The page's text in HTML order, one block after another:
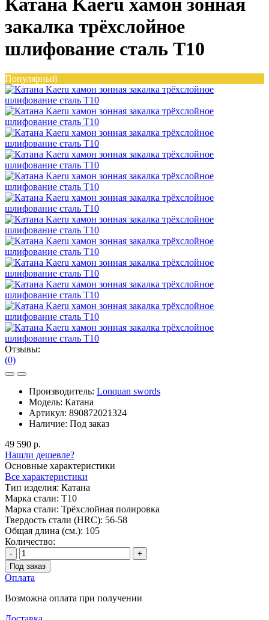
Катана Kaeru хамон зонная
закалка трёхслойное
шлифование сталь T10
Популярный
Отзывы:
(0)
Производитель: Lonquan swords
Модель: Катана
Артикул: 890872021324
Наличие: Под заказ
49 590 р.
Нашли дешевле?
Основные характеристики
Все характеристики
Тип изделия: Катана
Марка стали: T10
Марка стали: Трёхслойная полировка
Твердость стали (HRC): 56-58
Общая длина (см.): 105
Количество:
-
+
Под заказ
Оплата
Возможна оплата при получении